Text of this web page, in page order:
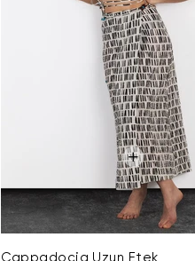
Cappadocia Uzun Etek